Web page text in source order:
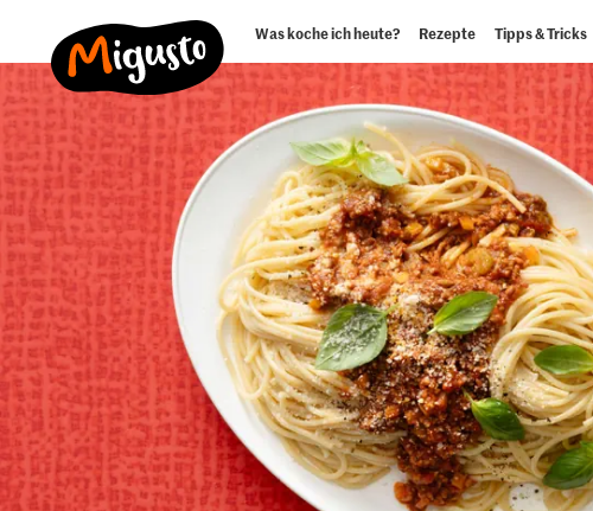
Was koche ich heute? Rezepte Tipps & Tricks